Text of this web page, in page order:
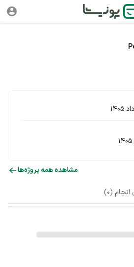
مشاهده همه پروژه‌ها
انجام (0
)